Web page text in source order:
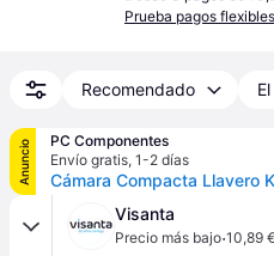
Prueba pagos
Recomendado
Anuncio
PC Componentes
Envío gratis, 1-2 días
Visanta
Precio más bajo·10,89